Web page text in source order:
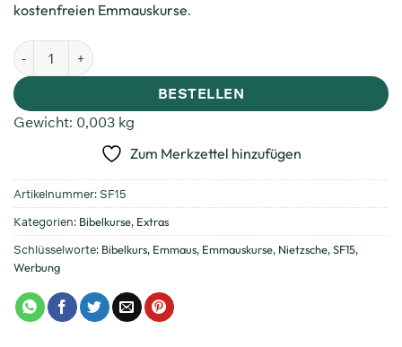
kostenfreien Emmauskurse.
BESTELLEN
Gewicht: 0,003 kg
Zum Merkzettel hinzufügen
Artikelnummer:SF15
Kategorien: Bibelkurse, Extras
Schlüsselworte: Bibelkurs, Emmaus, Emmauskurse, Nietzsche,SF15,
Werbung